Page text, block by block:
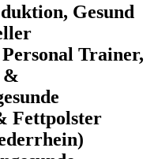
Gesund
Trainer,
&
Fettpolster